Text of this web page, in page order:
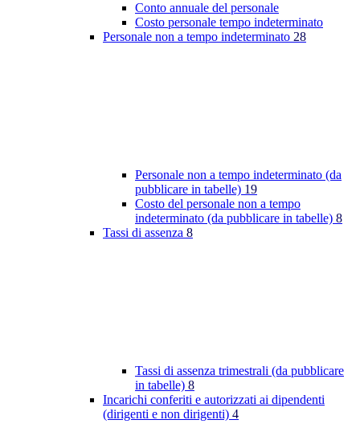
Conto annuale del personale
Costo personale tempo indeterminato
Personale non a tempo indeterminato 28
Personale non a tempo indeterminato (da
pubblicare in tabelle) 19
Costo del personale non a tempo
indeterminato (da pubblicare in tabelle) 8
Tassi di assenza 8
Tassi di assenza trimestrali (da pubblicare
in tabelle) 8
Incarichi conferiti e autorizzati ai dipendenti
(dirigenti e non dirigenti) 4